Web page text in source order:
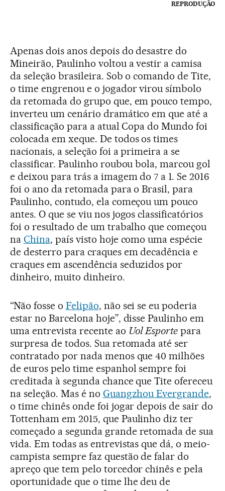
REPRODUÇÃO
Apenas dois anos depois do desastre do
Mineirão, Paulinho voltou a vestir a camisa
da seleção brasileira. Sob o comando de Tite,
o time engrenou e o jogador virou símbolo
da retomada do grupo que, em pouco tempo,
inverteu um cenário dramático em que até a
classificação para a atual Copa do Mundo foi
colocada em xeque. De todos os times
nacionais, a seleção foi a primeira a se
classificar. Paulinho roubou bola, marcou gol
e deixou para trás a imagem do 7 a 1. Se 2016
foi o ano da retomada para o Brasil, para
Paulinho, contudo, ela começou um pouco
antes. O que se viu nos jogos classificatórios
foi o resultado de um trabalho que começou
na China, país visto hoje como uma espécie
de desterro para craques em decadência e
craques em ascendência seduzidos por
dinheiro, muito dinheiro.
“Não fosse o Felipão, não sei se eu poderia
estar no Barcelona hoje”, disse Paulinho em
uma entrevista recente ao Uol Esporte para
surpresa de todos. Sua retomada até ser
contratado por nada menos que 40 milhões
de euros pelo time espanhol sempre foi
creditada à segunda chance que Tite ofereceu
na seleção. Mas é no Guangzhou Evergrande,
o time chinês onde foi jogar depois de sair do
Tottenham em 2015, que Paulinho diz ter
começado a segunda grande retomada de sua
vida. Em todas as entrevistas que dá, o meio-
campista sempre faz questão de falar do
apreço que tem pelo torcedor chinês e pela
oportunidade que o time lhe deu de